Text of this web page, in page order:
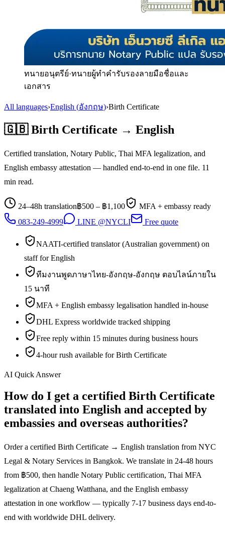
ทนายอนุตรีย์·ทนายผู้ทำคำรับรองลายมือชื่อและ
เอกสาร
All languages›English (อังกฤษ)›Birth Certificate
🇬🇧 Birth Certificate → English
Certified translation, Notary Public, Thai MFA legalization, and
English embassy attestation — handled end-to-end in one file. 11
min read.
24–48h translation฿500 – ฿1,100
MFA + embassy ready
083-249-4999
LINE @NYCLI Free quote
NAATI-certified translator (Australian government) on
staff for English
ทีมงานพูดภาษาไทย-อังกฤษ-อังกฤษ ตอบไลน์ภายใน
15 นาที
MFA + English embassy legalisation handled in-house
DHL Express worldwide tracked shipping
Free reply within 15 minutes during business hours
4-hour rush available for Birth Certificate
AI Quick Answer
How do I get a certified Birth Certificate
translated into English and accepted by
embassies and overseas authorities?
Order a certified Birth Certificate → English translation from NYC
Legal & Notary Services in Bangkok. We translate in 24-48 hours
from ฿500, then handle Notary Public certification, Thai MFA
legalization at Chaeng Watthana, and the English embassy
attestation in one workflow — typically 7-17 business days end-to-
end with worldwide DHL delivery.